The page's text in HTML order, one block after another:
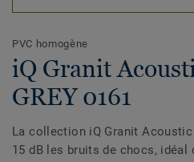
PVC homogène
iQ Granit
GREY 0161
La collection iQ Granit
15 dB les bruits de chocs,